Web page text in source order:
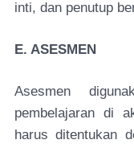
inti, dan penutup
E. ASESMEN
Asesmen
pembelajaran di
harus ditentukan